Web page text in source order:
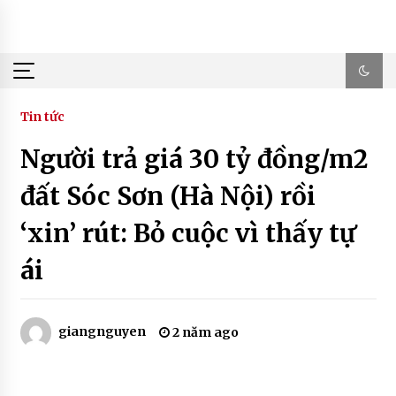
Tin tức
Người trả giá 30 tỷ đồng/m2
đất Sóc Sơn (Hà Nội) rồi
‘xin’ rút: Bỏ cuộc vì thấy tự
ái
giangnguyen 2 năm ago